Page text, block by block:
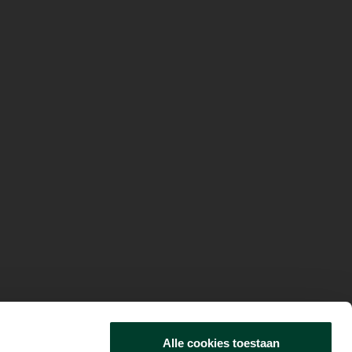
Alle cookies toestaan